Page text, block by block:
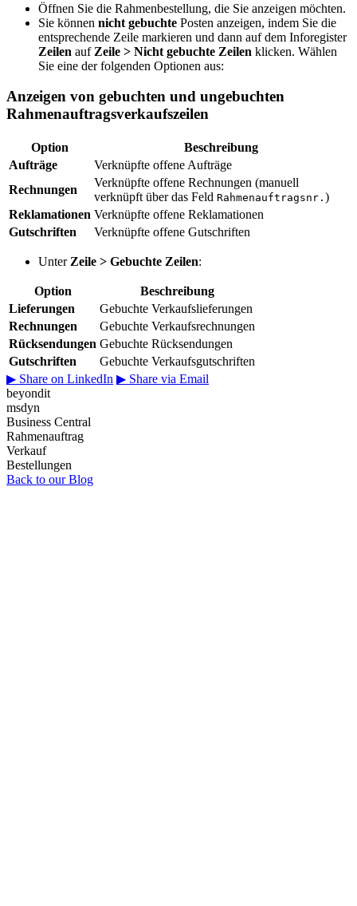
Öffnen Sie die Rahmenbestellung, die Sie anzeigen möchten.
Sie können nicht gebuchte Posten anzeigen, indem Sie die
entsprechende Zeile markieren und dann auf dem Inforegister
Zeilen auf Zeile > Nicht gebuchte Zeilen klicken. Wählen
Sie eine der folgenden Optionen aus:
Anzeigen von gebuchten und ungebuchten
Rahmenauftragsverkaufszeilen
Option
Beschreibung
Aufträge
Verknüpfte offene Aufträge
Rechnungen
Verknüpfte offene Rechnungen (manuell
verknüpft über das Feld Rahmenauftragsnr. )
Reklamationen Verknüpfte offene Reklamationen
Gutschriften
Verknüpfte offene Gutschriften
Unter Zeile > Gebuchte Zeilen:
Option
Beschreibung
Lieferungen
Gebuchte Verkaufslieferungen
Rechnungen
Gebuchte Verkaufsrechnungen
Rücksendungen Gebuchte Rücksendungen
Gutschriften
Gebuchte Verkaufsgutschriften
▶ Share on LinkedIn ▶ Share via Email
beyondit
msdyn
Business Central
Rahmenauftrag
Verkauf
Bestellungen
Back to our Blog